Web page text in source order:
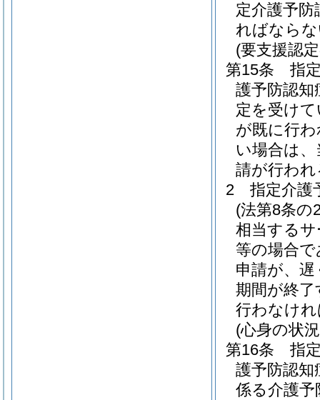
定介護予
ればなら
(要支援認
第15条
指
護予防認知
定を受け
が既に行
い場合は
請が行わ
2
指定介護
(法第8条の
相当する
等の場合
申請が、
期間が終
行わなけ
(心身の状
第16条
指
護予防認
係る介護